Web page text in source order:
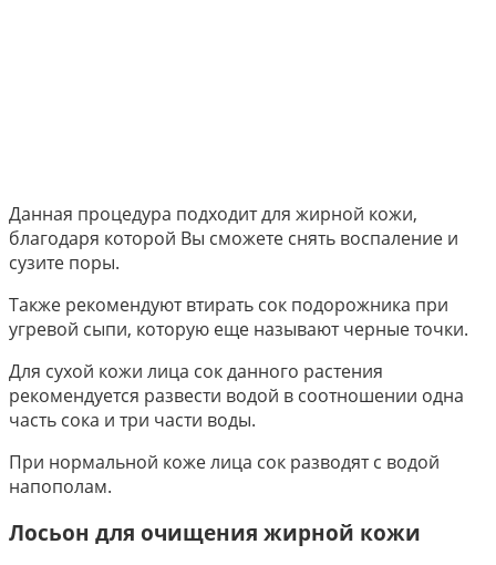
Данная процедура подходит для жирной кожи,
благодаря которой Вы сможете снять воспаление и
сузите поры.
Также рекомендуют втирать сок подорожника при
угревой сыпи, которую еще называют черные точки.
Для сухой кожи лица сок данного растения
рекомендуется развести водой в соотношении одна
часть сока и три части воды.
При нормальной коже лица сок разводят с водой
напополам.
Лосьон для очищения жирной кожи